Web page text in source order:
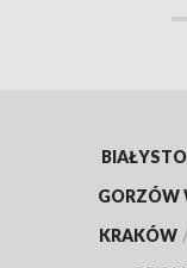
GORZÓW
KRAKÓW